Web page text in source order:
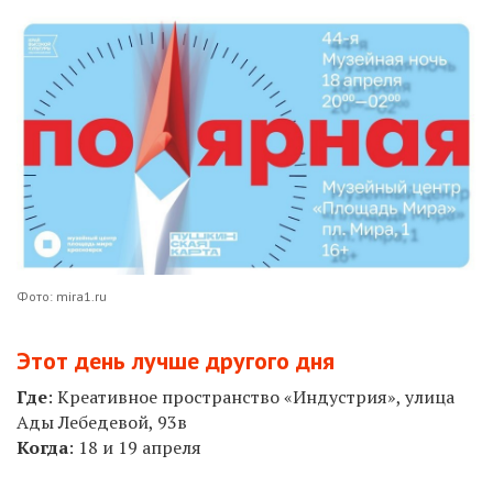
Фото: mira1.ru
Этот день лучше другого дня
Где: Креативное пространство «Индустрия», улица
Ады Лебедевой, 93в
Когда: 18 и 19 апреля